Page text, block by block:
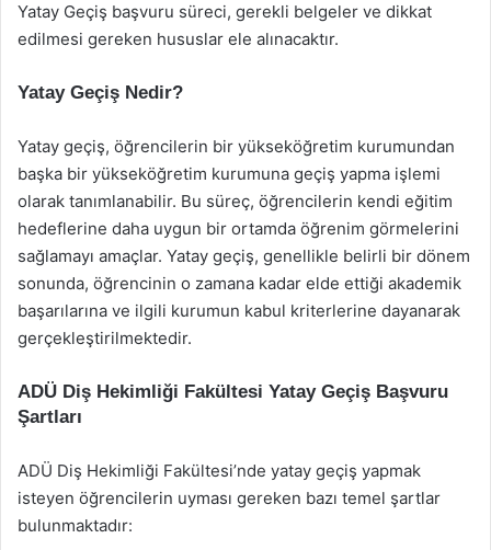
Yatay Geçiş başvuru süreci, gerekli belgeler ve dikkat
edilmesi gereken hususlar ele alınacaktır.
Yatay Geçiş Nedir?
Yatay geçiş, öğrencilerin bir yükseköğretim kurumundan
başka bir yükseköğretim kurumuna geçiş yapma işlemi
olarak tanımlanabilir. Bu süreç, öğrencilerin kendi eğitim
hedeflerine daha uygun bir ortamda öğrenim görmelerini
sağlamayı amaçlar. Yatay geçiş, genellikle belirli bir dönem
sonunda, öğrencinin o zamana kadar elde ettiği akademik
başarılarına ve ilgili kurumun kabul kriterlerine dayanarak
gerçekleştirilmektedir.
ADÜ Diş Hekimliği Fakültesi Yatay Geçiş Başvuru
Şartları
ADÜ Diş Hekimliği Fakültesi’nde yatay geçiş yapmak
isteyen öğrencilerin uyması gereken bazı temel şartlar
bulunmaktadır: